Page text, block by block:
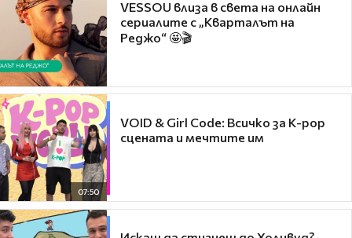
VESSOU влиза в света на онлайн
сериалите с „Кварталът на
Реджо“ 🤩🎬
07:50
VOID & Girl Code: Всичко за K-pop
сцената и мечтите им